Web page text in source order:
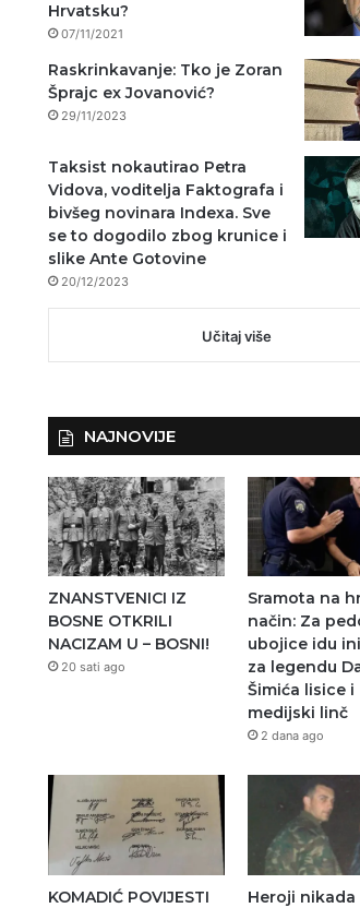
Hrvatsku?
07/11/2021
Raskrinkavanje: Tko je Zoran
Šprajc ex Jovanović?
29/11/2023
Taksist nokautirao Petra
Vidova, voditelja Faktografa i
bivšeg novinara Indexa. Sve
se to dogodilo zbog krunice i
slike Ante Gotovine
20/12/2023
Učitaj više
NAJNOVIJE
ZNANSTVENICI IZ
BOSNE OTKRILI
NACIZAM U – BOSNI!
20 sati ago
Sramota na
način: Za
ubojice idu
za legendu
Šimića lisice i
medijski linč
2 dana ago
KOMADIĆ POVIJESTI
Heroji nikada